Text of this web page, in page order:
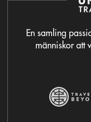
En samling
människor att